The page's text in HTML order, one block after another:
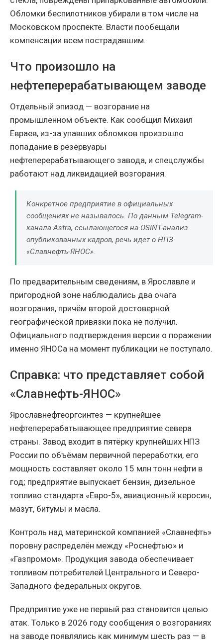
Обломки беспилотников убирали в том числе на
Московском проспекте. Власти пообещали
компенсации всем пострадавшим.
Что произошло на
нефтеперерабатывающем заводе
Отдельный эпизод — возгорание на
промышленном объекте. Как сообщил Михаил
Евраев, из-за упавших обломков произошло
попадание в резервуары
нефтеперерабатывающего завода, и спецслужбы
работают над ликвидацией возгорания.
Конкретное предприятие в официальных
сообщениях не называлось. По данным Telegram-
канала Astra, ссылающегося на OSINT-анализ
опубликованных кадров, речь идёт о НПЗ
«Славнефть-ЯНОС».
По предварительным сведениям, в Ярославле и
пригородной зоне наблюдались два очага
возгорания, причём второй достоверной
географической привязки пока не получил.
Официального подтверждения версии о поражении
именно ЯНОСа на момент публикации не поступало.
Справка: что представляет собой
«Славнефть-ЯНОС»
Ярославнефтеоргсинтез — крупнейшее
нефтеперерабатывающее предприятие севера
страны. Завод входит в пятёрку крупнейших НПЗ
России по объёмам первичной переработки, его
мощность составляет около 15 млн тонн нефти в
год; предприятие выпускает бензин, дизельное
топливо стандарта «Евро-5», авиационный керосин,
мазут, битумы и масла.
Контроль над материнской компанией «Славнефть»
поровну распределён между «Роснефтью» и
«Газпромом». Продукция завода обеспечивает
топливом потребителей Центрального и Северо-
Западного федеральных округов.
Предприятие уже не первый раз становится целью
атак. Только в 2026 году сообщения о возгораниях
на заводе появлялись как минимум шесть раз — в